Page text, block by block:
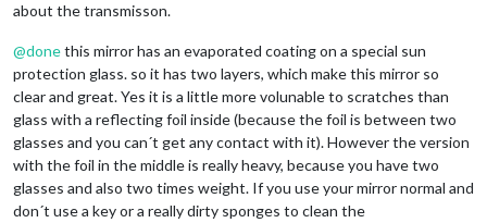
about the transmisson.
@donethis mirror has an evaporated coating on a special sun
protection glass. so it has two layers, which make this mirror so
clear and great. Yes it is a little more volunable to scratches than
glass with a reflecting foil inside (because the foil is between two
glasses and you can´t get any contact with it). However the version
with the foil in the middle is really heavy, because you have two
glasses and also two times weight. If you use your mirror normal and
don´t use a key or a really dirty sponges to clean the